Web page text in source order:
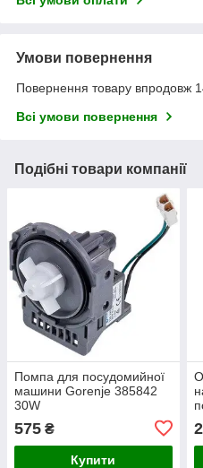
Умови повернення
Повернення товару впродовж
Всі умови повернення
Подібні товари компанії
Помпа для посудомийної
машини Gorenje 385842
30W
575 ₴
Купити